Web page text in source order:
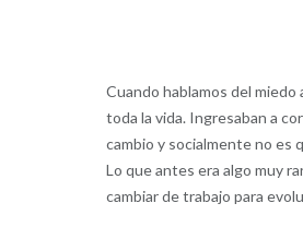
Cuando hablamos del
toda la vida. Ingresaban a
cambio y socialmente no es
Lo que antes era algo muy
cambiar de trabajo para